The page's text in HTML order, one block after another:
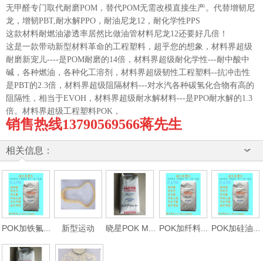
无甲醛专门取代耐磨POM，替代POM无需改模直接生产。代替增韧尼
龙，增韧PBT,耐水解PPO，耐油尼龙12，耐化学性PPS
这款材料耐燃油渗透率居然比做油管材料尼龙12还要好几倍！
这是一款带动新型材料革命的工程塑料，超乎您的想象，材料界超级
耐磨新宠儿----是POM耐磨的14倍，材料界超级耐化学性---耐中酸中
碱，各种燃油，各种化工溶剂，材料界超级韧性工程塑料--抗冲击性
是PBT的2.3倍，材料界超级阻隔材料---对水汽各种碳氢化合物有高的
阻隔性，相当于EVOH，材料界超级耐水解材料---是PPO耐水解的1.3
倍。材料界超级工程塑料POK，
销售热线13790569566蒋先生
相关信息：
POK加铁氟... 新型运动 晓星POK M... POK加纤料... POK加硅油...